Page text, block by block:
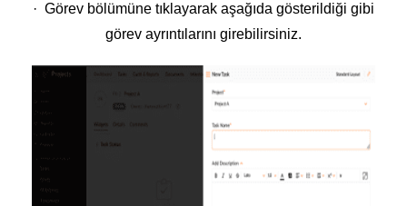
· Görev bölümüne tıklayarak aşağıda gösterildiği gibi
görev ayrıntılarını girebilirsiniz.